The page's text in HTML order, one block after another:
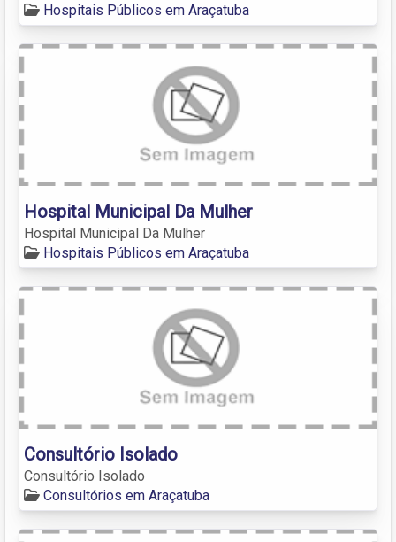
Hospitais Públicos em Araçatuba
Hospital Municipal Da Mulher
Hospital Municipal Da Mulher
Hospitais Públicos em Araçatuba
Consultório Isolado
Consultório Isolado
Consultórios em Araçatuba